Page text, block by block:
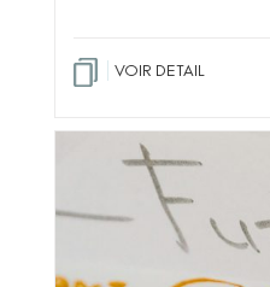
VOIR DETAIL